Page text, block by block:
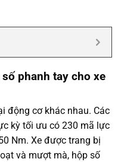
phanh tay cho xe
động cơ khác nhau. Các
kỳ tối ưu có 230 mã lực
Nm. Xe được trang bị
và mượt mà, hộp số